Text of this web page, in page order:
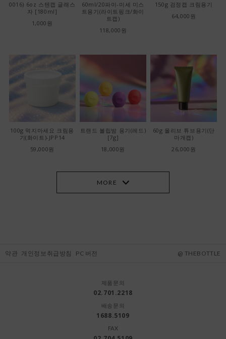
0016) 6oz 스텐캡 글래스
자 [180ml]
1,000원
60ml/20파이-미세 미스
트용기(라이트핑크/화이
트캡)
118,000원
150g 검정캡 크림용기
64,000원
100g 먹지마세요 크림용
기(화이트)-JPP14
59,000원
트랜드 볼립밤 용기(레드)
[7g]
18,000원
60g 올리브 튜브용기(단
마개캡)
26,000원
MORE
약관 개인정보취급방침 PC 버전 @ THEBOTTLE
제품문의
02.701.2218
배송문의
1688.5109
FAX